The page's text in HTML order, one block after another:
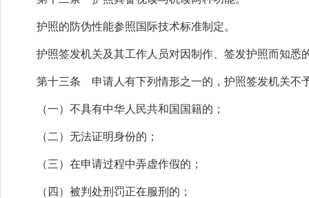
护照的防伪性能参照国际技术标准制定。
护照签发机关及其工作人员对因制作、签发护照而知悉
第十三条 申请人有下列情形之一的，护照签发机关不
（一）不具有中华人民共和国国籍的；
（二）无法证明身份的；
（三）在申请过程中弄虚作假的；
（四）被判处刑罚正在服刑的；